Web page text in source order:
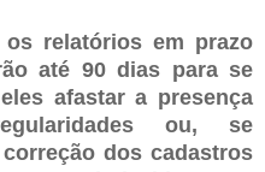
os relatórios em prazo
até 90 dias para se
afastar a presença
ou, se
dos cadastros